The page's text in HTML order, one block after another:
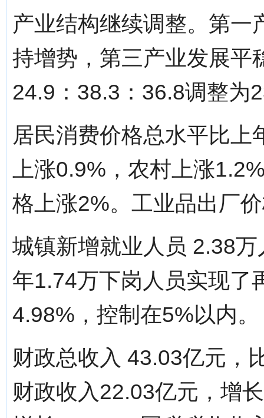
产业结构继续调整。第一
持增势，第三产业发展平
24.9：38.3：36.8调整为
居民消费价格总水平比
上涨0.9%，农村上涨
格上涨2%。工业品出厂
城镇新增就业人员 2.38
年1.74万下岗人员实现了
4.98%，控制在5%以内。
财政总收入 43.03亿元，
财政收入22.03亿元，增